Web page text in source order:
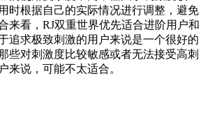
时根据自己的实际情况进行调整，避免
来看，RJ双重世界优先适合进阶用户和
追求极致刺激的用户来说是一个很好的
些对刺激度比较敏感或者无法接受高刺
来说，可能不太适合。